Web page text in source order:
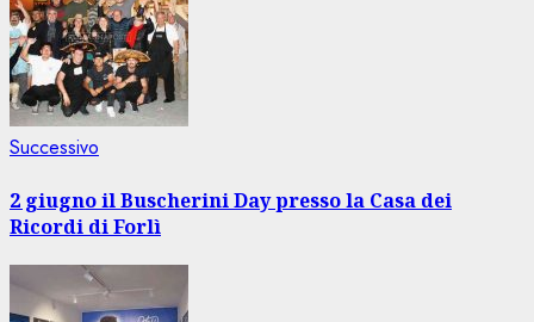
Successivo
2 giugno il Buscherini Day presso la Casa dei
Ricordi di Forlì